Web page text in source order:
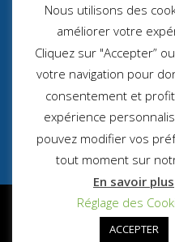
Mentions Légales
Politique de confidentialité
Politique des cookies
Copyright © 2026 ADVIES
Nous utilisons des
améliorer votre
Cliquez sur "Accepter”
votre navigation pour
consentement et
expérience
pouvez modifier vos
tout moment sur
En savoir plus
Réglage des
ACCEPTER